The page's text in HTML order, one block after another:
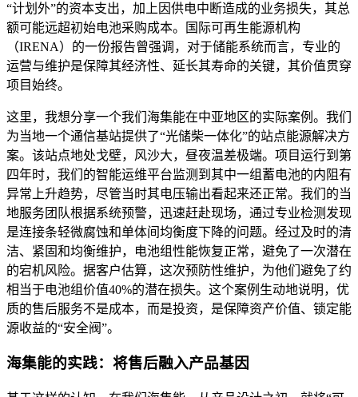
“计划外”的资本支出，加上因供电中断造成的业务损失，其总
额可能远超初始电池采购成本。国际可再生能源机构
（IRENA）的一份报告曾强调，对于储能系统而言，专业的
运营与维护是保障其经济性、延长其寿命的关键，其价值贯穿
项目始终。
这里，我想分享一个我们海集能在中亚地区的实际案例。我们
为当地一个通信基站提供了“光储柴一体化”的站点能源解决方
案。该站点地处戈壁，风沙大，昼夜温差极端。项目运行到第
四年时，我们的智能运维平台监测到其中一组蓄电池的内阻有
异常上升趋势，尽管当时其电压输出看起来还正常。我们的当
地服务团队根据系统预警，迅速赶赴现场，通过专业检测发现
是连接条轻微腐蚀和单体间均衡度下降的问题。经过及时的清
洁、紧固和均衡维护，电池组性能恢复正常，避免了一次潜在
的宕机风险。据客户估算，这次预防性维护，为他们避免了约
相当于电池组价值40%的潜在损失。这个案例生动地说明，优
质的售后服务不是成本，而是投资，是保障资产价值、锁定能
源收益的“安全阀”。
海集能的实践：将售后融入产品基因